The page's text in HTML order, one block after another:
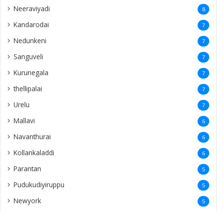
Neeraviyadi 8
Kandarodai 7
Nedunkeni 7
Sanguveli 7
Kurunegala 7
thellipalai 7
Urelu 7
Mallavi 6
Navanthurai 6
Kollankaladdi 6
Parantan 5
Pudukudiyiruppu 5
Newyork 5